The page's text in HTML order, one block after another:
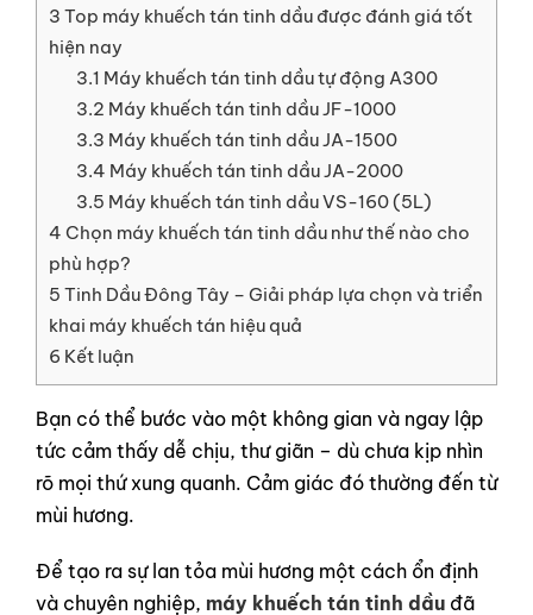
3 Top máy khuếch tán tinh dầu được đánh giá tốt
hiện nay
3.1 Máy khuếch tán tinh dầu tự động A300
3.2 Máy khuếch tán tinh dầu JF-1000
3.3 Máy khuếch tán tinh dầu JA-1500
3.4 Máy khuếch tán tinh dầu JA-2000
3.5 Máy khuếch tán tinh dầu VS-160 (5L)
4 Chọn máy khuếch tán tinh dầu như thế nào cho
phù hợp?
5 Tinh Dầu Đông Tây – Giải pháp lựa chọn và triển
khai máy khuếch tán hiệu quả
6 Kết luận
Bạn có thể bước vào một không gian và ngay lập
tức cảm thấy dễ chịu, thư giãn – dù chưa kịp nhìn
rõ mọi thứ xung quanh. Cảm giác đó thường đến từ
mùi hương.
Để tạo ra sự lan tỏa mùi hương một cách ổn định
và chuyên nghiệp, máy khuếch tán tinh dầu đã